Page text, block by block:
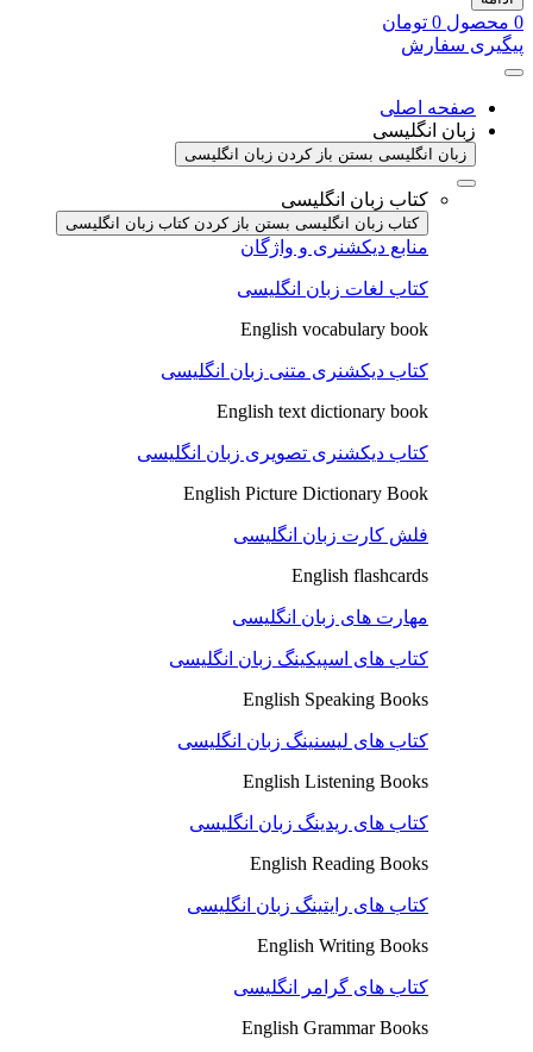
0 محصول 0 تومان
پیگیری سفارش
صفحه اصلی
زبان انگلیسی
زبان انگلیسی بستن باز کردن زبان انگلیسی
کتاب زبان انگلیسی
کتاب زبان انگلیسی بستن باز کردن کتاب زبان انگلیسی
منابع دیکشنری و واژگان
کتاب لغات زبان انگلیسی
English vocabulary book
کتاب دیکشنری متنی زبان انگلیسی
English text dictionary book
کتاب دیکشنری تصویری زبان انگلیسی
English Picture Dictionary Book
فلش کارت زبان انگلیسی
English flashcards
مهارت های زبان انگلیسی
کتاب های اسپیکینگ زبان انگلیسی
English Speaking Books
کتاب های لیسنینگ زبان انگلیسی
English Listening Books
کتاب های ریدینگ زبان انگلیسی
English Reading Books
کتاب های رایتینگ زبان انگلیسی
English Writing Books
کتاب های گرامر انگلیسی
English Grammar Books